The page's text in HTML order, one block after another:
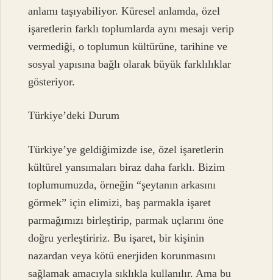
anlamı taşıyabiliyor. Küresel anlamda, özel
işaretlerin farklı toplumlarda aynı mesajı verip
vermediği, o toplumun kültürüne, tarihine ve
sosyal yapısına bağlı olarak büyük farklılıklar
gösteriyor.
Türkiye’deki Durum
Türkiye’ye geldiğimizde ise, özel işaretlerin
kültürel yansımaları biraz daha farklı. Bizim
toplumumuzda, örneğin “şeytanın arkasını
görmek” için elimizi, baş parmakla işaret
parmağımızı birleştirip, parmak uçlarını öne
doğru yerleştiririz. Bu işaret, bir kişinin
nazardan veya kötü enerjiden korunmasını
sağlamak amacıyla sıklıkla kullanılır. Ama bu